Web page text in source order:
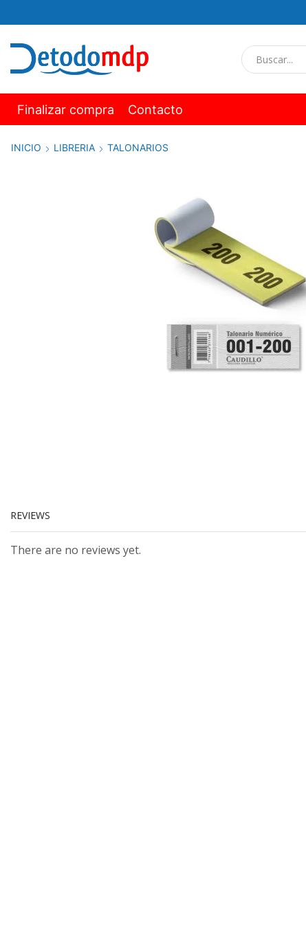
Finalizar compra Contacto
INICIO LIBRERIA TALONARIOS
REVIEWS
There are no reviews yet.